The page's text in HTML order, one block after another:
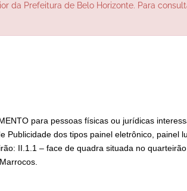
da Prefeitura de Belo Horizonte. Para
para pessoas físicas ou jurídicas
Publicidade dos tipos painel eletrônico, painel
II.1.1 – face de quadra situada no